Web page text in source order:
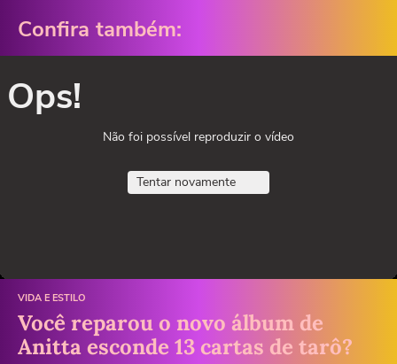
Confira também:
Ops!
Não foi possível reproduzir o vídeo
Tentar novamente
VIDA E ESTILO
Você reparou o novo álbum de
Anitta esconde 13 cartas de tarô?